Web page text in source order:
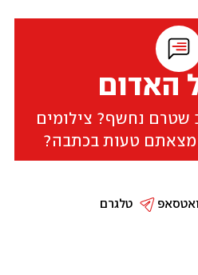
האדום
שטרם נחשף? צילומים
מצאתם טעות בכתבה?
טלגרם